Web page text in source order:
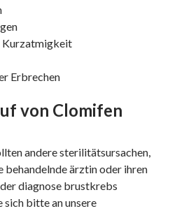
Kurzatmigkeit
Erbrechen
von Clomifen
andere sterilitätsursachen,
behandelnde ärztin oder ihren
diagnose brustkrebs
sich bitte an unsere